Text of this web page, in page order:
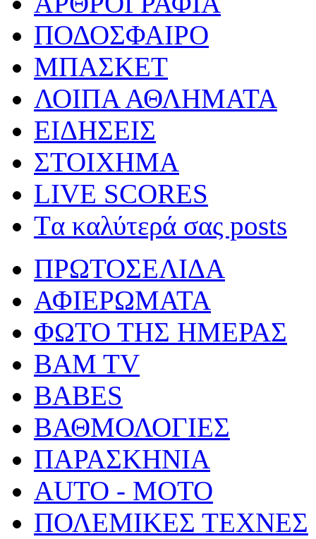
ΠΟΔΟΣΦΑΙΡΟ
ΜΠΑΣΚΕΤ
ΛΟΙΠΑ ΑΘΛΗΜΑΤΑ
ΕΙΔΗΣΕΙΣ
ΣΤΟΙΧΗΜΑ
LIVE SCORES
Tα καλύτερά σας posts
ΠΡΩΤΟΣΕΛΙΔΑ
ΑΦΙΕΡΩΜΑΤΑ
ΦΩΤΟ ΤΗΣ ΗΜΕΡΑΣ
BAM TV
BABES
ΒΑΘΜΟΛΟΓΙΕΣ
ΠΑΡΑΣΚΗΝΙΑ
AUTO - MOTO
ΠΟΛΕΜΙΚΕΣ ΤΕΧΝΕΣ